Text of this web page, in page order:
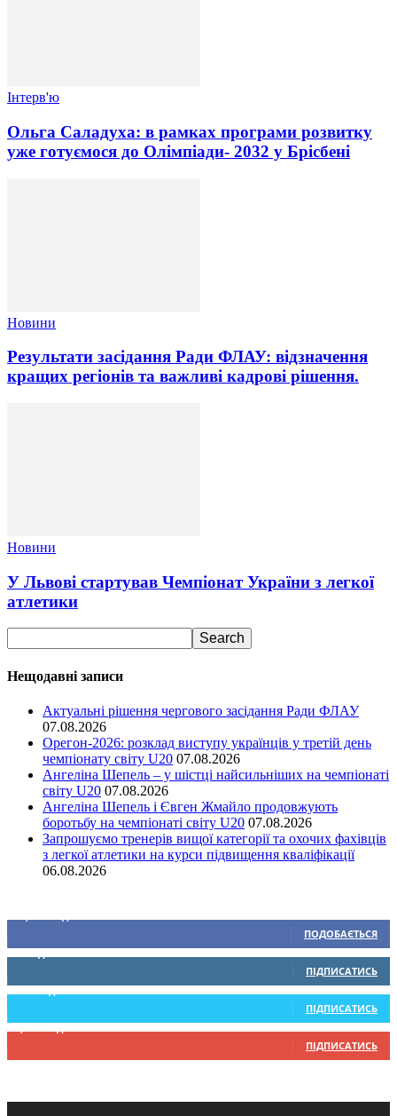
Інтерв'ю
Ольга Саладуха: в рамках програми розвитку
уже готуємося до Олімпіади- 2032 у Брісбені
Новини
Результати засідання Ради ФЛАУ: відзначення
кращих регіонів та важливі кадрові рішення.
Новини
У Львові стартував Чемпіонат України з легкої
атлетики
Нещодавні записи
Актуальні рішення чергового засідання Ради ФЛАУ
07.08.2026
Орегон-2026: розклад виступу українців у третій день
чемпіонату світу U20 07.08.2026
Ангеліна Шепель – у шістці найсильніших на чемпіонаті
світу U20 07.08.2026
Ангеліна Шепель і Євген Жмайло продовжують
боротьбу на чемпіонаті світу U20 07.08.2026
Запрошуємо тренерів вищої категорії та охочих фахівців
з легкої атлетики на курси підвищення кваліфікації
06.08.2026
ПОДОБАЄТЬСЯ
0 Підписників
ПІДПИСАТИСЬ
234 Підписників
ПІДПИСАТИСЬ
9,370 Підписників
ПІДПИСАТИСЬ